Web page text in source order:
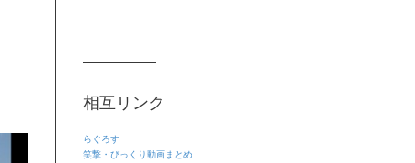
相互リンク
らぐろす
笑撃・びっくり動画まとめ